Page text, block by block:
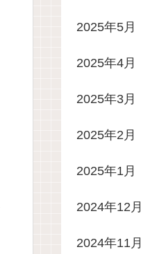
2025年5月
2025年4月
2025年3月
2025年2月
2025年1月
2024年12月
2024年11月